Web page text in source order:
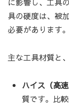
具の硬度は、被
必要があります。
主な工具材質と
ハイス（高速
質です。比